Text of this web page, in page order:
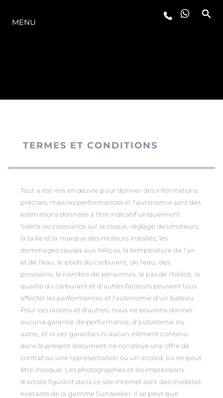
MENU
TERMES ET CONDITIONS
Tout a été mis en œuvre pour donner des informations
précises, mais les performances et l'autonomie sont des
estimations données à titre indicatif uniquement.
Saleté ou croissance sur la coque, réglage des moteurs,
la taille et la marque des moteurs installés, les
dommages causés aux hélices, la température de l'air
et de l'eau, le poids du carburant, de l'eau, des
provisions, le nombre de personnes, le pas de l'hélice, la
qualité du carburant et d'autres facteurs peuvent tous
affecter les performances et l'autonomie d'un bateau.
Pour ces raisons et d'autres, nous ne pouvons donner
aucune garantie de performance, d'autonomie ou
autre, et ni ces garanties ni aucun élément contenu
dans le présent document ne constitue une offre de
contrat ou une représentation ou un accord, ou ne peut
être invoqué. Les photographies et les impressions
d'artiste figurant dans ce site Internet sont des modèles
existants de la gamme Sunseeker. Il se peut que